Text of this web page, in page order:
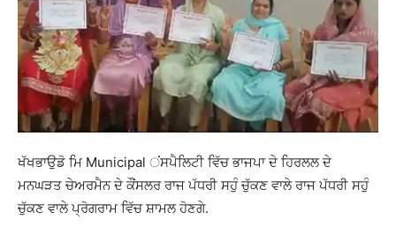
ਖੱਖਭਾਉਡੋ ਮਿ Municipal ਂਸਪੈਲਿਟੀ ਵਿੱਚ ਭਾਜਪਾ ਦੇ ਹਿਰਲਲ ਦੇ
ਮਨਘੜਤ ਚੇਅਰਮੈਨ ਦੇ ਕੌਂਸਲਰ ਰਾਜ ਪੱਧਰੀ ਸਹੁੰ ਚੁੱਕਣ ਵਾਲੇ ਰਾਜ ਪੱਧਰੀ ਸਹੁੰ
ਚੁੱਕਣ ਵਾਲੇ ਪ੍ਰੋਗਰਾਮ ਵਿੱਚ ਸ਼ਾਮਲ ਹੋਣਗੇ.